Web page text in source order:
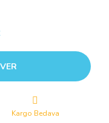
Kargo Bedava